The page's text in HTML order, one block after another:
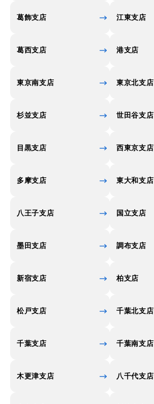
葛飾支店 江東支店
葛西支店 港支店
東京南支店 東京北支店
杉並支店 世田谷支店
目黒支店 西東京支店
多摩支店 東大和支店
八王子支店 国立支店
墨田支店 調布支店
新宿支店 柏支店
松戸支店 千葉北支店
千葉支店 千葉南支店
木更津支店 八千代支店